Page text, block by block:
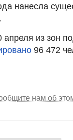
нанесла
из зон
96 472
нам об